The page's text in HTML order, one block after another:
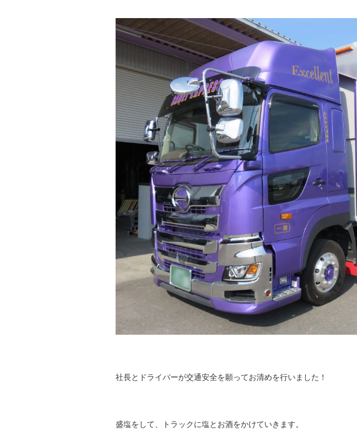
社長とドライバーが交通安全を願ってお清めを行いました！
盛塩をして、トラックに塩とお酒をかけていきます。